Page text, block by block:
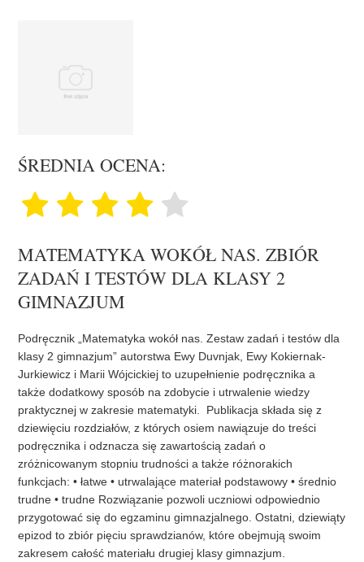
ŚREDNIA OCENA:
MATEMATYKA WOKÓŁ NAS. ZBIÓR
ZADAŃ I TESTÓW DLA KLASY 2
GIMNAZJUM
Podręcznik „Matematyka wokół nas. Zestaw zadań i testów dla
klasy 2 gimnazjum” autorstwa Ewy Duvnjak, Ewy Kokiernak-
Jurkiewicz i Marii Wójcickiej to uzupełnienie podręcznika a
także dodatkowy sposób na zdobycie i utrwalenie wiedzy
praktycznej w zakresie matematyki. Publikacja składa się z
dziewięciu rozdziałów, z których osiem nawiązuje do treści
podręcznika i odznacza się zawartością zadań o
zróżnicowanym stopniu trudności a także różnorakich
funkcjach: • łatwe • utrwalające materiał podstawowy • średnio
trudne • trudne Rozwiązanie pozwoli uczniowi odpowiednio
przygotować się do egzaminu gimnazjalnego. Ostatni, dziewiąty
epizod to zbiór pięciu sprawdzianów, które obejmują swoim
zakresem całość materiału drugiej klasy gimnazjum.